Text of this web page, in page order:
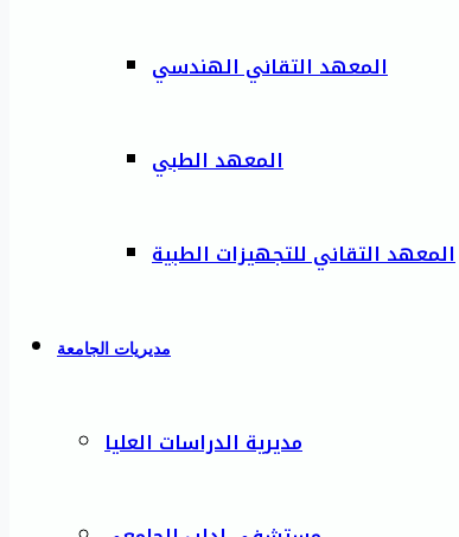
المعهد التقاني الهندسي
المعهد الطبي
المعهد التقاني للتجهيزات الطبية
مديريات الجامعة
مديرية الدراسات العليا